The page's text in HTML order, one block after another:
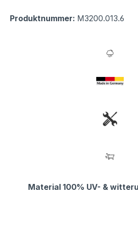
Produktnummer: M3200.013.6
Material 100% UV- &